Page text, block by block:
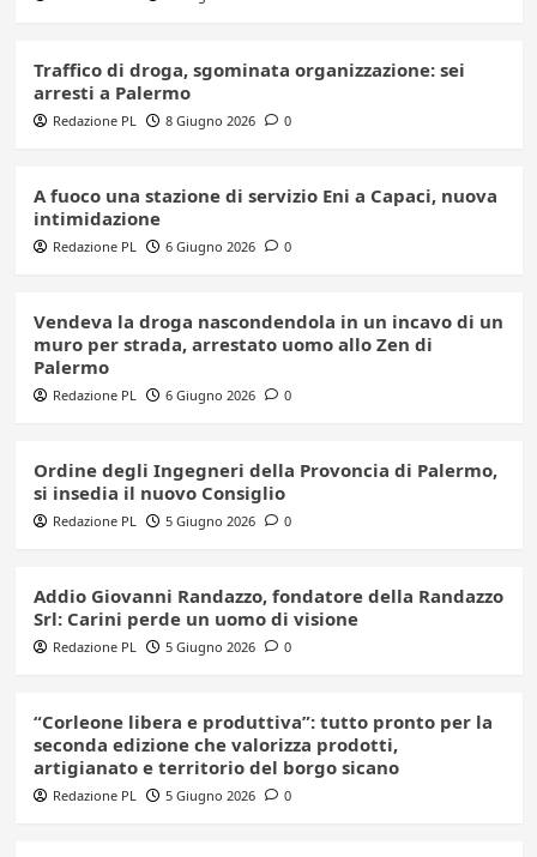
Traffico di droga, sgominata organizzazione: sei
arresti a Palermo
Redazione PL 8 Giugno 2026 0
A fuoco una stazione di servizio Eni a Capaci, nuova
intimidazione
Redazione PL 6 Giugno 2026 0
Vendeva la droga nascondendola in un incavo di un
muro per strada, arrestato uomo allo Zen di
Palermo
Redazione PL 6 Giugno 2026 0
Ordine degli Ingegneri della Provoncia di Palermo,
si insedia il nuovo Consiglio
Redazione PL 5 Giugno 2026 0
Addio Giovanni Randazzo, fondatore della Randazzo
Srl: Carini perde un uomo di visione
Redazione PL 5 Giugno 2026 0
“Corleone libera e produttiva”: tutto pronto per la
seconda edizione che valorizza prodotti,
artigianato e territorio del borgo sicano
Redazione PL 5 Giugno 2026 0